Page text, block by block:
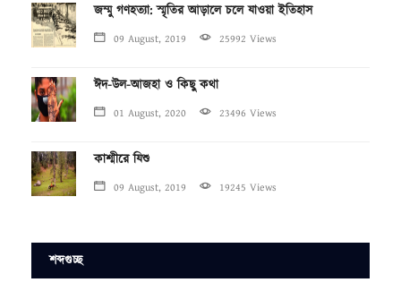
জম্মু গণহত্যা: স্মৃতির আড়ালে চলে যাওয়া ইতিহাস
09 August, 2019 25992 Views
ঈদ-উল-আজহা ও কিছু কথা
01 August, 2020 23496 Views
কাশ্মীরে যিশু
09 August, 2019 19245 Views
শব্দগুচ্ছ